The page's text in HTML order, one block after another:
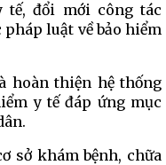
tế, đổi mới công tác
luật về bảo hiểm
hoàn thiện hệ thống
y tế đáp ứng mục
sở khám bệnh, chữa